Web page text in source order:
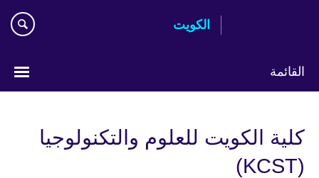
الكويت
القائمة
كلية الكويت للعلوم والتكنولوجيا
(KCST)